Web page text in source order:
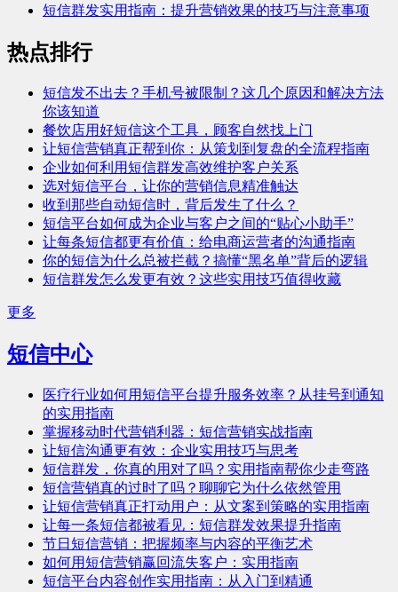
短信群发实用指南：提升营销效果的技巧与注意事项
热点排行
短信发不出去？手机号被限制？这几个原因和解决方法
你该知道
餐饮店用好短信这个工具，顾客自然找上门
让短信营销真正帮到你：从策划到复盘的全流程指南
企业如何利用短信群发高效维护客户关系
选对短信平台，让你的营销信息精准触达
收到那些自动短信时，背后发生了什么？
短信平台如何成为企业与客户之间的“贴心小助手”
让每条短信都更有价值：给电商运营者的沟通指南
你的短信为什么总被拦截？搞懂“黑名单”背后的逻辑
短信群发怎么发更有效？这些实用技巧值得收藏
更多
短信中心
医疗行业如何用短信平台提升服务效率？从挂号到通知
的实用指南
掌握移动时代营销利器：短信营销实战指南
让短信沟通更有效：企业实用技巧与思考
短信群发，你真的用对了吗？实用指南帮你少走弯路
短信营销真的过时了吗？聊聊它为什么依然管用
让短信营销真正打动用户：从文案到策略的实用指南
让每一条短信都被看见：短信群发效果提升指南
节日短信营销：把握频率与内容的平衡艺术
如何用短信营销赢回流失客户：实用指南
短信平台内容创作实用指南：从入门到精通